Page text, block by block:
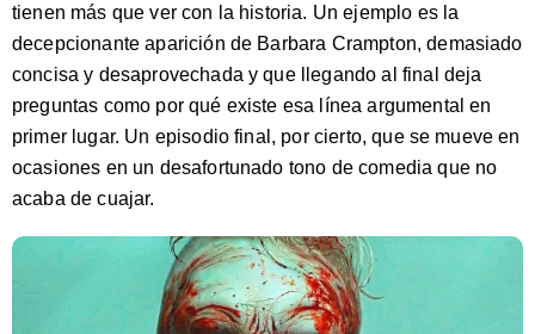
tienen más que ver con la historia. Un ejemplo es la
decepcionante aparición de Barbara Crampton, demasiado
concisa y desaprovechada y que llegando al final deja
preguntas como por qué existe esa línea argumental en
primer lugar. Un episodio final, por cierto, que se mueve en
ocasiones en un desafortunado tono de comedia que no
acaba de cuajar.